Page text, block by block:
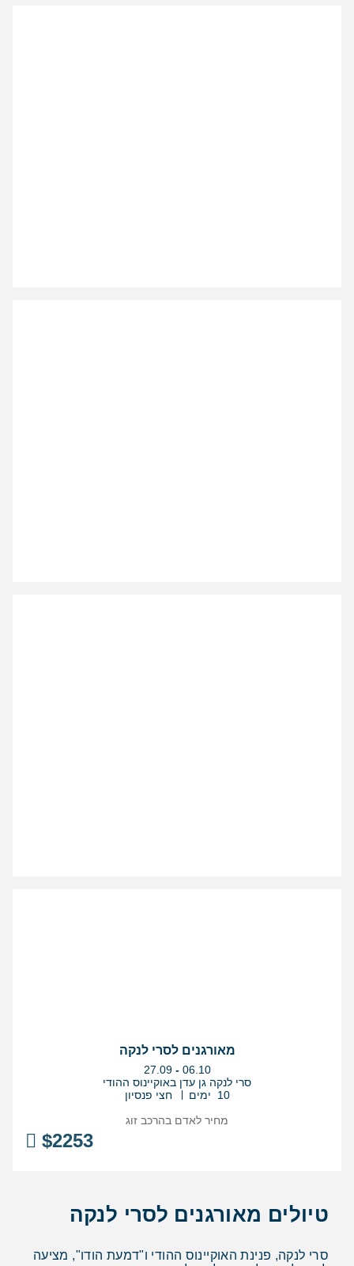
מאורגנים לסרי לנקה
בין
התאריכים,
27.09 - 06.10
סרי לנקה גן עדן באוקיינוס ההודי
10 ימים
חצי פנסיון
$2253
מחיר לאדם בהרכב זוג
טיולים מאורגנים לסרי לנקה
סרי לנקה, פנינת האוקיינוס ההודי ו"דמעת הודו", מציעה